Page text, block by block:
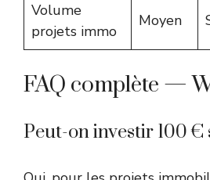
Volume
projets immo
Moyen
FAQ complète —
Peut-on investir 100 €